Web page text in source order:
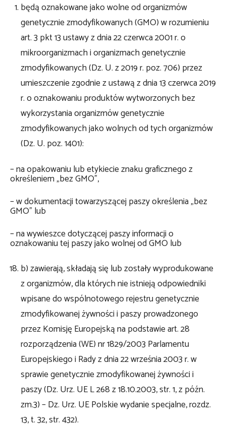
będą oznakowane jako wolne od organizmów
genetycznie zmodyfikowanych (GMO) w rozumieniu
art. 3 pkt 13 ustawy z dnia 22 czerwca 2001 r. o
mikroorganizmach i organizmach genetycznie
zmodyfikowanych (Dz. U. z 2019 r. poz. 706) przez
umieszczenie zgodnie z ustawą z dnia 13 czerwca 2019
r. o oznakowaniu produktów wytworzonych bez
wykorzystania organizmów genetycznie
zmodyfikowanych jako wolnych od tych organizmów
(Dz. U. poz. 1401):
– na opakowaniu lub etykiecie znaku graficznego z
określeniem „bez GMO”,
– w dokumentacji towarzyszącej paszy określenia „bez
GMO” lub
– na wywieszce dotyczącej paszy informacji o
oznakowaniu tej paszy jako wolnej od GMO lub
b) zawierają, składają się lub zostały wyprodukowane
z organizmów, dla których nie istnieją odpowiedniki
wpisane do wspólnotowego rejestru genetycznie
zmodyfikowanej żywności i paszy prowadzonego
przez Komisję Europejską na podstawie art. 28
rozporządzenia (WE) nr 1829/2003 Parlamentu
Europejskiego i Rady z dnia 22 września 2003 r. w
sprawie genetycznie zmodyfikowanej żywności i
paszy (Dz. Urz. UE L 268 z 18.10.2003, str. 1, z późn.
zm.3) – Dz. Urz. UE Polskie wydanie specjalne, rozdz.
13, t. 32, str. 432).